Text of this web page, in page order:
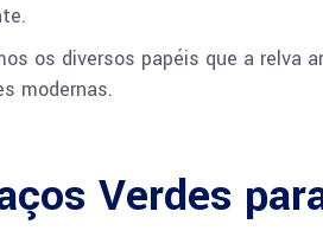
os diversos papéis que a
modernas.
Verdes